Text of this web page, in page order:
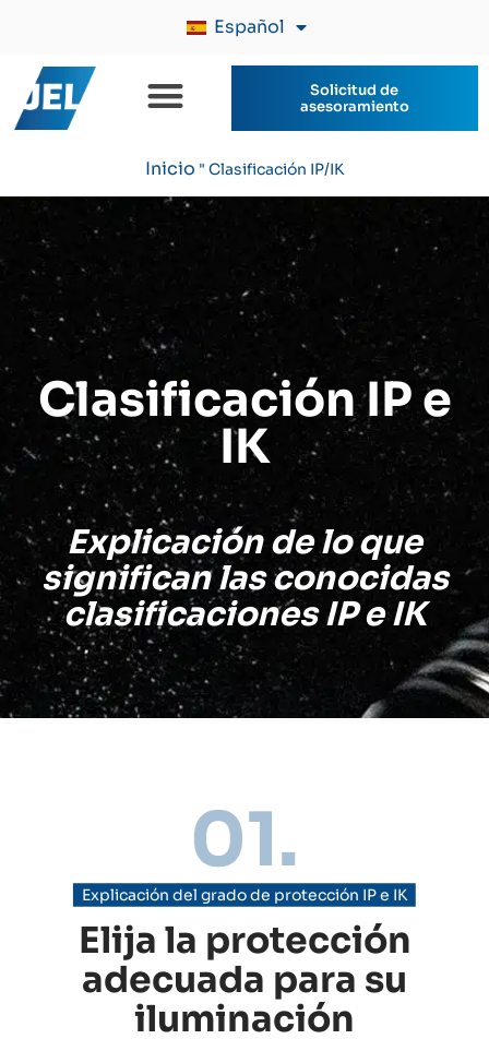
Español
Solicitud de
asesoramiento
Inicio " Clasificación IP/IK
Clasificación IP e
IK
Explicación de lo que
significan las conocidas
clasificaciones IP e IK
01.
Explicación del grado de protección IP e IK
Elija la protección
adecuada para su
iluminación